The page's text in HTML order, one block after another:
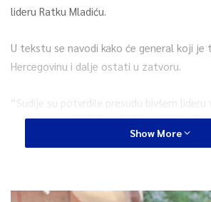
lideru Ratku Mladiću.
U tekstu se navodi kako će general koji je
Hercegovinu i dalje ostati u zatvoru.
“Sudije su potvrdile presudu bivšem lideru
Srba za genocid i druga krivična djela
Hercegovini i potvrdile mu doživotnu
Show More